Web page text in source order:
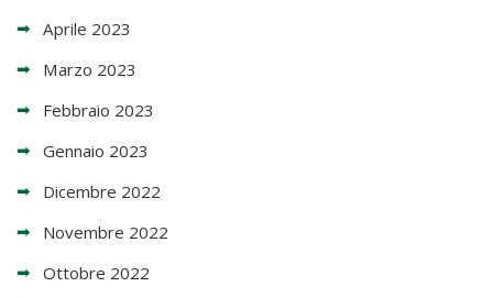
Aprile 2023
Marzo 2023
Febbraio 2023
Gennaio 2023
Dicembre 2022
Novembre 2022
Ottobre 2022